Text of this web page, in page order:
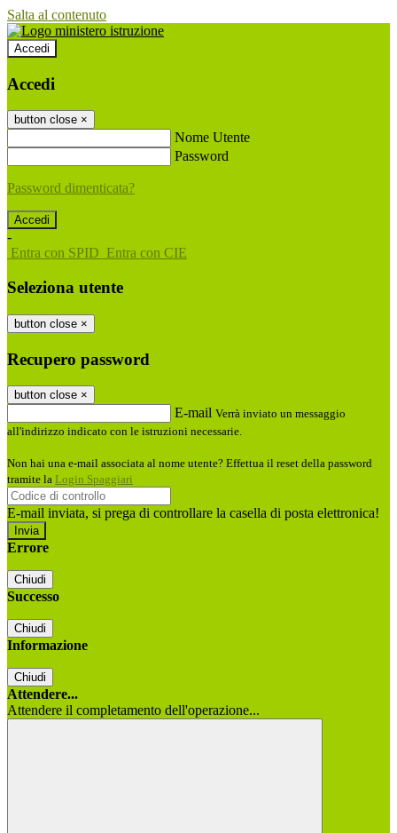
Salta al contenuto
Accedi
Accedi
button close ×
Nome Utente
Password
Password dimenticata?
-
Entra con SPID Entra con CIE
Seleziona utente
button close ×
Recupero password
button close ×
E-mail Verrà inviato un messaggio
all'indirizzo indicato con le istruzioni necessarie.
Non hai una e-mail associata al nome utente? Effettua il reset della password
tramite la Login Spaggiari
E-mail inviata, si prega di controllare la casella di posta elettronica!
Errore
Chiudi
Successo
Chiudi
Informazione
Chiudi
Attendere...
Attendere il completamento dell'operazione...